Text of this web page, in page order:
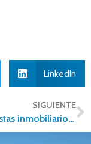
LinkedIn
SIGUIENTE
Inversionistas inmobiliarios prefieren México sobre EU y Europa